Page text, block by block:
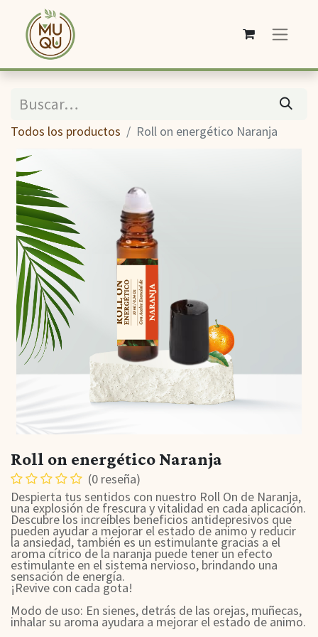
Todos los productos Roll on energético Naranja
Roll on energético Naranja
(0 reseña)
Despierta tus sentidos con nuestro Roll On de Naranja,
una explosión de frescura y vitalidad en cada aplicación.
Descubre los increíbles beneficios antidepresivos que
pueden ayudar a mejorar el estado de animo y reducir
la ansiedad, también es un estimulante gracias a el
aroma cítrico de la naranja puede tener un efecto
estimulante en el sistema nervioso, brindando una
sensación de energía.
¡Revive con cada gota!
Modo de uso: En sienes, detrás de las orejas, muñecas,
inhalar su aroma ayudara a mejorar el estado de animo.